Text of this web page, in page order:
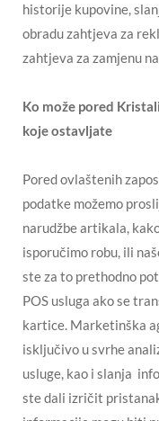
historije kupovine,
obradu zahtjeva za
zahtjeva za zamjenu
Ko može pored
koje ostavljate
Pored ovlaštenih
podatke možemo
narudžbe artikala,
isporučimo robu, ili
ste za to prethodno
POS usluga ako se
kartice. Marketinška
isključivo u svrhe
usluge, kao i slanja
ste dali izričit